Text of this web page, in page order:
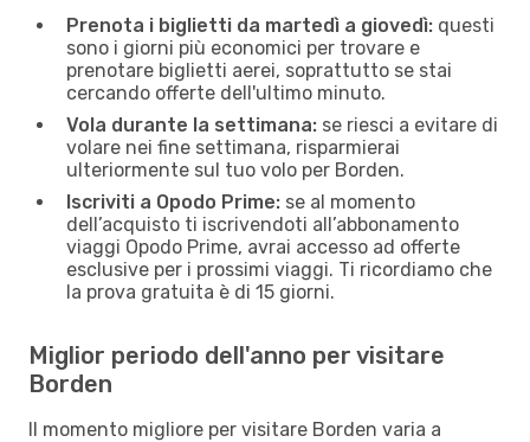
Prenota i biglietti da martedì a giovedì: questi
sono i giorni più economici per trovare e
prenotare biglietti aerei, soprattutto se stai
cercando offerte dell'ultimo minuto.
Vola durante la settimana: se riesci a evitare di
volare nei fine settimana, risparmierai
ulteriormente sul tuo volo per Borden.
Iscriviti a Opodo Prime: se al momento
dell’acquisto ti iscrivendoti all’abbonamento
viaggi Opodo Prime, avrai accesso ad offerte
esclusive per i prossimi viaggi. Ti ricordiamo che
la prova gratuita è di 15 giorni.
Miglior periodo dell'anno per visitare
Borden
Il momento migliore per visitare Borden varia a